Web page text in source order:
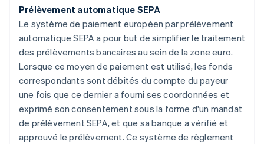
Prélèvement automatique SEPA
Le système de paiement européen par prélèvement
automatique SEPA a pour but de simplifier le traitement
des prélèvements bancaires au sein de la zone euro.
Lorsque ce moyen de paiement est utilisé, les fonds
correspondants sont débités du compte du payeur
une fois que ce dernier a fourni ses coordonnées et
exprimé son consentement sous la forme d'un mandat
de prélèvement SEPA, et que sa banque a vérifié et
approuvé le prélèvement. Ce système de règlement